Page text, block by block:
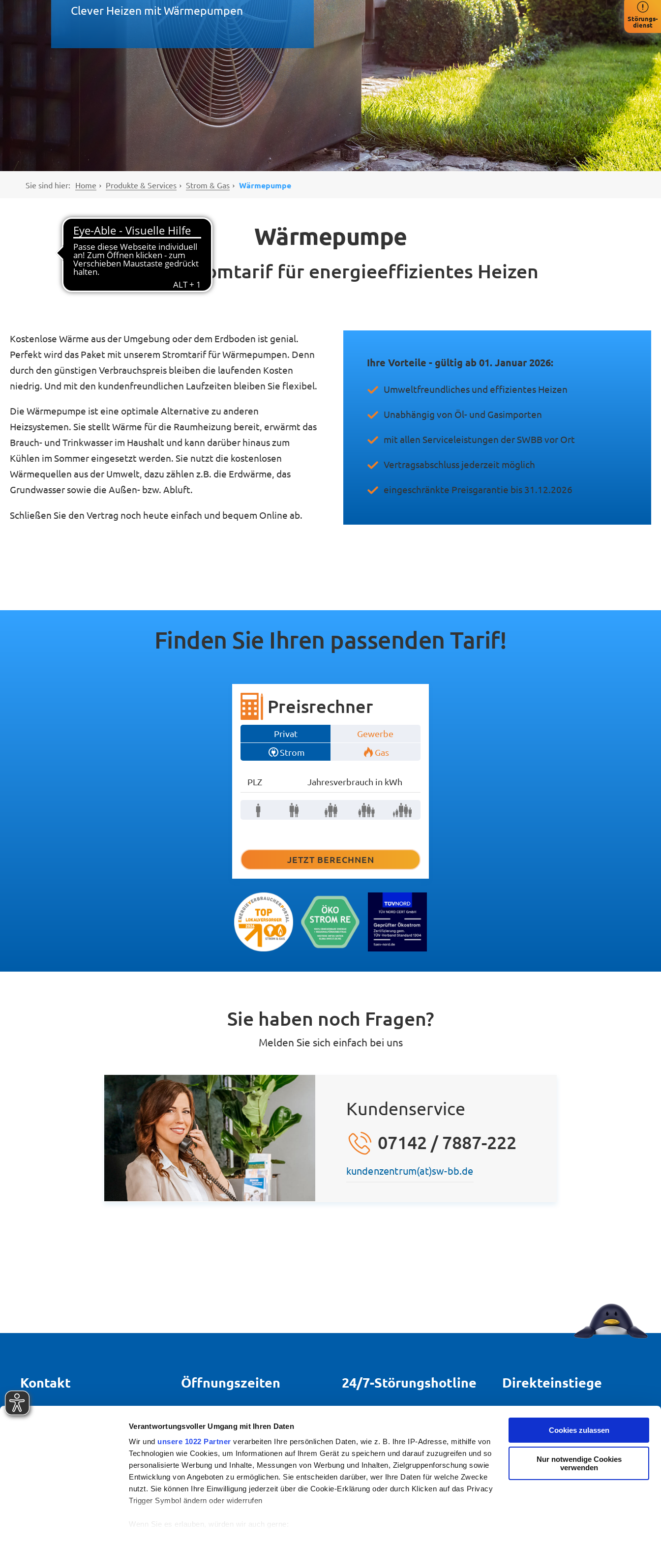
Verantwortungsvoller Umgang mit Ihren Daten
Wir und unsere 1022 Partner verarbeiten Ihre persönlichen Daten, wie z. B. Ihre IP-Adresse, mithilfe von
Technologien wie Cookies, um Informationen auf Ihrem Gerät zu speichern und darauf zuzugreifen und so
personalisierte Werbung und Inhalte, Messungen von Werbung und Inhalten, Zielgruppenforschung sowie
Entwicklung von Angeboten zu ermöglichen. Sie entscheiden darüber, wer Ihre Daten für welche Zwecke
nutzt. Sie können Ihre Einwilligung jederzeit über die Cookie-Erklärung oder durch Klicken auf das Privacy
Trigger Symbol ändern oder widerrufen
Wenn Sie es erlauben, würden wir auch gerne:
Cookies zulassen
Nur notwendige Cookies
verwenden
Störungs-
dienst
Clever Heizen mit Wärmepumpen
Sie sind hier: Home Produkte & Services Strom & Gas Wärmepumpe
Wärmepumpe
Unser Stromtarif für energieeffizientes Heizen
Kostenlose Wärme aus der Umgebung oder dem Erdboden ist genial.
Perfekt wird das Paket mit unserem Stromtarif für Wärmepumpen. Denn
durch den günstigen Verbrauchspreis bleiben die laufenden Kosten
niedrig. Und mit den kundenfreundlichen Laufzeiten bleiben Sie flexibel.
Die Wärmepumpe ist eine optimale Alternative zu anderen
Heizsystemen. Sie stellt Wärme für die Raumheizung bereit, erwärmt das
Brauch- und Trinkwasser im Haushalt und kann darüber hinaus zum
Kühlen im Sommer eingesetzt werden. Sie nutzt die kostenlosen
Wärmequellen aus der Umwelt, dazu zählen z.B. die Erdwärme, das
Grundwasser sowie die Außen- bzw. Abluft.
Schließen Sie den Vertrag noch heute einfach und bequem Online ab.
Ihre Vorteile - gültig ab 01. Januar 2026:
Umweltfreundliches und effizientes Heizen
Unabhängig von Öl- und Gasimporten
mit allen Serviceleistungen der SWBB vor Ort
Vertragsabschluss jederzeit möglich
eingeschränkte Preisgarantie bis 31.12.2026
Finden Sie Ihren passenden Tarif!
Preisrechner
Privat
Gewerbe
Strom
Gas
PLZ Jahresverbrauch in kWh
Sie haben noch Fragen?
Melden Sie sich einfach bei uns
Kundenservice
07142 / 7887-222
kundenzentrum(at)sw-bb.de
Kontakt
Stadtwerke Bietigheim-Bissingen
74321 Bietigheim-Bissingen
Öffnungszeiten
Mi + Fr:
08:00-14:00 Uhr
24/7-Störungshotline
Tel.07142 7887 111
Direkteinstiege
E-Mobilität
Kündigung